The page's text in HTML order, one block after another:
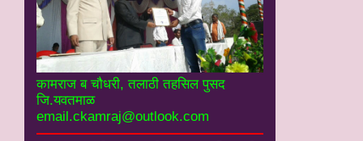
कामराज ब चौधरी, तलाठी तहसिल पुसद
जि.यवतमाळ
email.ckamraj@outlook.com